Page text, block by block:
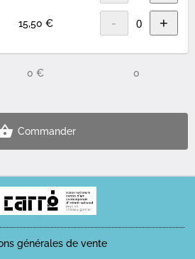
15,50 € - +
0 € 0
Commander
générales de vente